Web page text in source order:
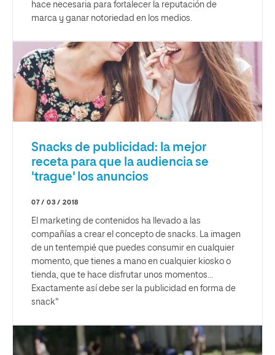
hace necesaria para fortalecer la reputación de
marca y ganar notoriedad en los medios.
Snacks de publicidad: la mejor
receta para que la audiencia se
'trague' los anuncios
07 / 03 / 2018
El marketing de contenidos ha llevado a las
compañías a crear el concepto de snacks. La imagen
de un tentempié que puedes consumir en cualquier
momento, que tienes a mano en cualquier kiosko o
tienda, que te hace disfrutar unos momentos…
Exactamente así debe ser la publicidad en forma de
snack"